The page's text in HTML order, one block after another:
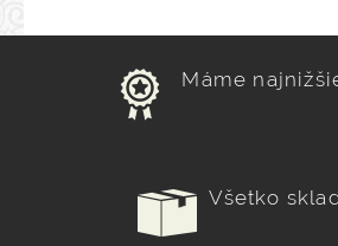
Máme
Všetko